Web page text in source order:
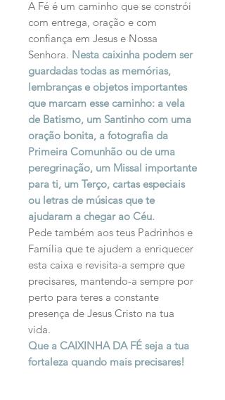
A Fé é um caminho que se constrói
com entrega, oração e com
confiança em Jesus e Nossa
Senhora. Nesta caixinha podem ser
guardadas todas as memórias,
lembranças e objetos importantes
que marcam esse caminho: a vela
de Batismo, um Santinho com uma
oração bonita, a fotografia da
Primeira Comunhão ou de uma
peregrinação, um Missal importante
para ti, um Terço, cartas especiais
ou letras de músicas que te
ajudaram a chegar ao Céu.
Pede também aos teus Padrinhos e
Família que te ajudem a enriquecer
esta caixa e revisita-a sempre que
precisares, mantendo-a sempre por
perto para teres a constante
presença de Jesus Cristo na tua
vida.
Que a CAIXINHA DA FÉ seja a tua
fortaleza quando mais precisares!